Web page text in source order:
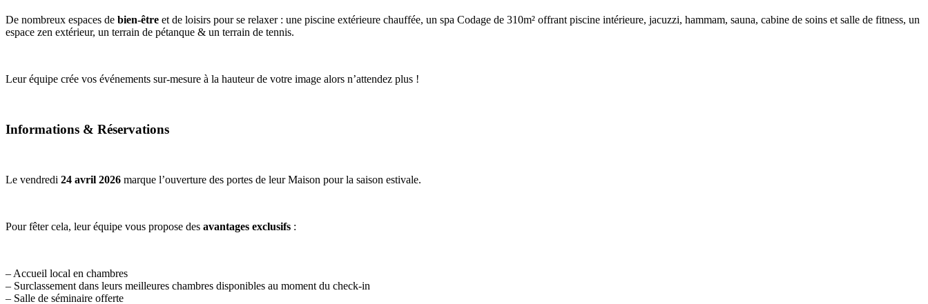
De nombreux espaces de bien-être et de loisirs pour se relaxer : une piscine extérieure chauffée, un spa Codage de 310m² offrant piscine intérieure, jacuzzi, hammam, sauna, cabine de soins et salle de fitness, un
espace zen extérieur, un terrain de pétanque & un terrain de tennis.
Leur équipe crée vos événements sur-mesure à la hauteur de votre image alors n’attendez plus !
Informations & Réservations
Le vendredi 24 avril 2026 marque l’ouverture des portes de leur Maison pour la saison estivale.
Pour fêter cela, leur équipe vous propose des avantages exclusifs :
– Accueil local en chambres
– Surclassement dans leurs meilleures chambres disponibles au moment du check-in
– Salle de séminaire offerte